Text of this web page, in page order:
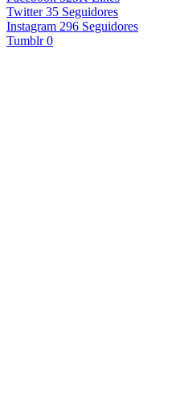
Twitter 35 Seguidores
Instagram 296 Seguidores
Tumblr 0